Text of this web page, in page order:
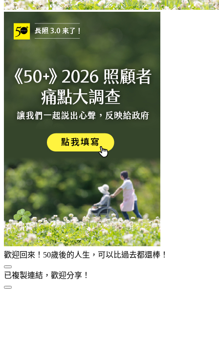
歡迎回來！50歲後的人生，可以比過去都還棒！
已複製連結，歡迎分享！